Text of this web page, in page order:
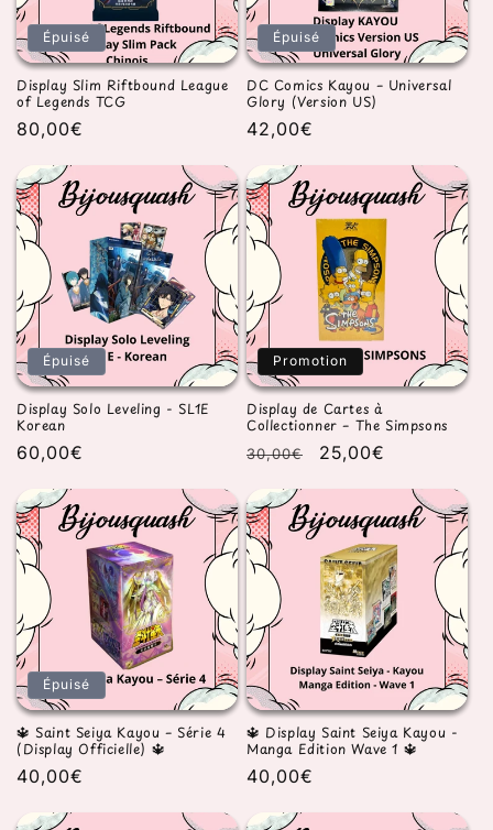
t
i
o
n
:
Épuisé
Display Slim Riftbound League
of Legends TCG
Prix
80,00€
Épuisé
DC Comics Kayou – Universal
Glory (Version US)
Prix
42,00€
Épuisé
Display Solo Leveling - SL1E
Korean
Prix
60,00€
Promotion
Display de Cartes à
Collectionner – The Simpsons
Prix
30,00€
Prix
25,00€
Épuisé
🔱 Saint Seiya Kayou – Série 4
(Display Officielle) 🔱
Prix
40,00€
🔱 Display Saint Seiya Kayou -
Manga Edition Wave 1 🔱
Prix
40,00€